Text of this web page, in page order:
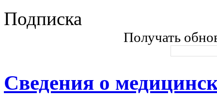
Подписка
Получать
Сведения о